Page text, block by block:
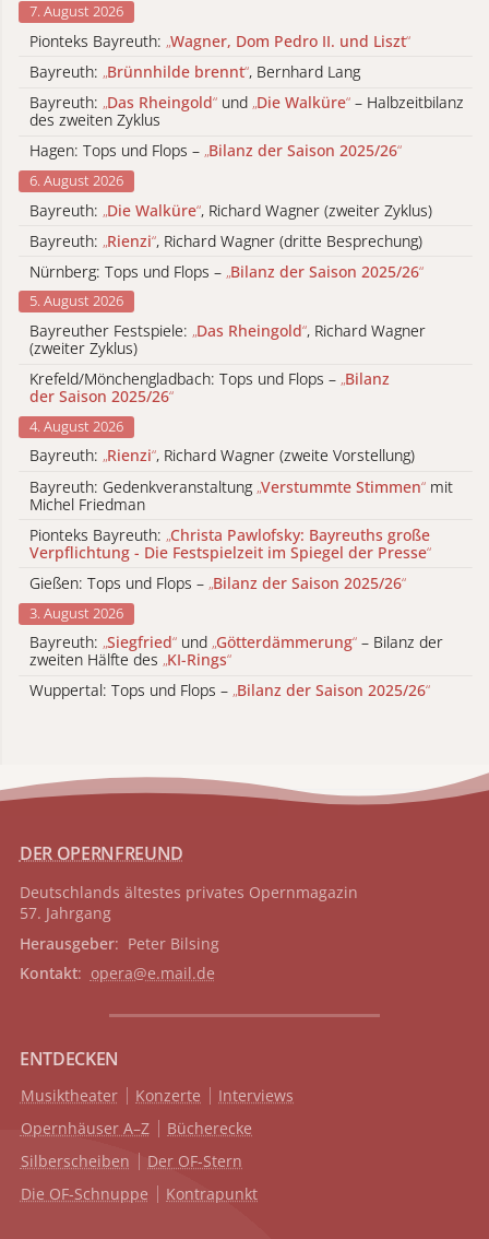
7. August 2026
Pionteks Bayreuth: „Wagner, Dom Pedro II. und Liszt“
Bayreuth: „Brünnhilde brennt“, Bernhard Lang
Bayreuth: „Das Rheingold“ und „Die Walküre“ – Halbzeitbilanz
des zweiten Zyklus
Hagen: Tops und Flops – „Bilanz der Saison 2025/26“
6. August 2026
Bayreuth: „Die Walküre“, Richard Wagner (zweiter Zyklus)
Bayreuth: „Rienzi“, Richard Wagner (dritte Besprechung)
Nürnberg: Tops und Flops – „Bilanz der Saison 2025/26“
5. August 2026
Bayreuther Festspiele: „Das Rheingold“, Richard Wagner
(zweiter Zyklus)
Krefeld/Mönchengladbach: Tops und Flops – „Bilanz
der Saison 2025/26“
4. August 2026
Bayreuth: „Rienzi“, Richard Wagner (zweite Vorstellung)
Bayreuth: Gedenkveranstaltung „Verstummte Stimmen“ mit
Michel Friedman
Pionteks Bayreuth: „Christa Pawlofsky: Bayreuths große
Verpflichtung - Die Festspielzeit im Spiegel der Presse“
Gießen: Tops und Flops – „Bilanz der Saison 2025/26“
3. August 2026
Bayreuth: „Siegfried“ und „Götterdämmerung“ – Bilanz der
zweiten Hälfte des „KI-Rings“
Wuppertal: Tops und Flops – „Bilanz der Saison 2025/26“
DER OPERNFREUND
Deutschlands ältestes privates Opernmagazin
57. Jahrgang
Herausgeber: Peter Bilsing
Kontakt: opera@e.mail.de
ENTDECKEN
Musiktheater Konzerte
Interviews
Opernhäuser A–Z
Bücherecke
Silberscheiben
Der OF-Stern
Die OF-Schnuppe
Kontrapunkt